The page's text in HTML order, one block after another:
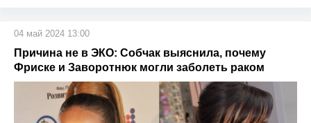
04 май 2024 13:00
Причина не в ЭКО: Собчак выяснила, почему
Фриске и Заворотнюк могли заболеть раком